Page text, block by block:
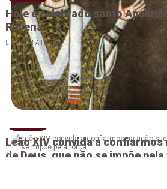
Hoje é celebrado santo
Ravena
LEIA MAIS
Leão XIV convida a confiarmos
de Deus, que não se impõe